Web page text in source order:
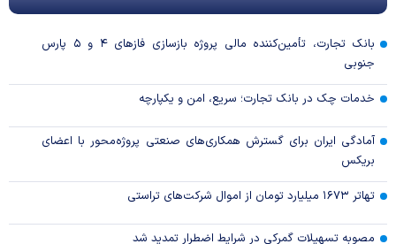
بانک تجارت، تأمین‌کننده مالی پروژه بازسازی فاز‌های ۴ و ۵ پارس
جنوبی
خدمات چک در بانک تجارت؛ سریع، امن و یکپارچه
آمادگی ایران برای گسترش همکاری‌های صنعتی پروژه‌محور با اعضای
بریکس
تهاتر ۱۶۷۳ میلیارد تومان از اموال شرکت‌های تراستی
مصوبه تسهیلات گمرکی در شرایط اضطرار تمدید شد